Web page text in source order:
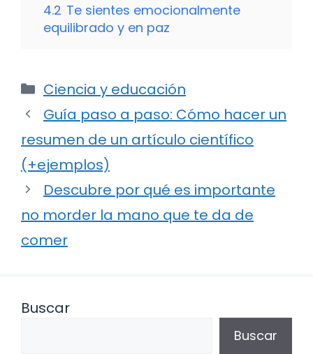
4.2 Te sientes emocionalmente
equilibrado y en paz
Categorías
Ciencia y educación
Guía paso a paso: Cómo hacer un
resumen de un artículo científico
(+ejemplos)
Descubre por qué es importante
no morder la mano que te da de
comer
Buscar
Buscar